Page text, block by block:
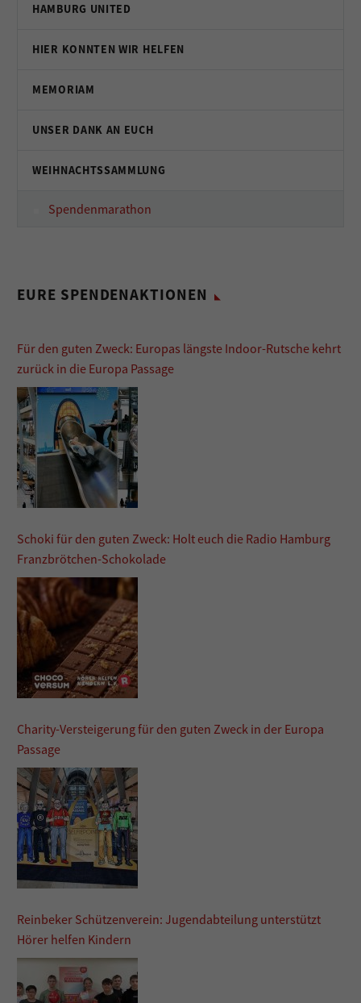
HAMBURG UNITED
HIER KONNTEN WIR HELFEN
MEMORIAM
UNSER DANK AN EUCH
WEIHNACHTSSAMMLUNG
Spendenmarathon
EURE SPENDENAKTIONEN
Für den guten Zweck: Europas längste Indoor-Rutsche kehrt
zurück in die Europa Passage
Schoki für den guten Zweck: Holt euch die Radio Hamburg
Franzbrötchen-Schokolade
Charity-Versteigerung für den guten Zweck in der Europa
Passage
Reinbeker Schützenverein: Jugendabteilung unterstützt
Hörer helfen Kindern